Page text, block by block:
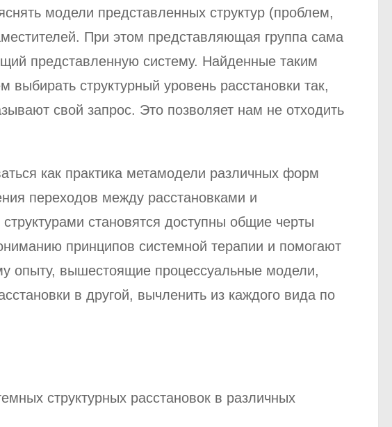
модели представленных структур (проблем,
При этом представляющая группа сама
представленную систему. Найденные таким
структурный уровень расстановки так,
свой запрос. Это позволяет нам не отходить
как практика метамодели различных форм
переходов между расстановками и
становятся доступны общие черты
принципов системной терапии и помогают
опыту, вышестоящие процессуальные модели,
в другой, вычленить из каждого вида по
структурных расстановок в различных